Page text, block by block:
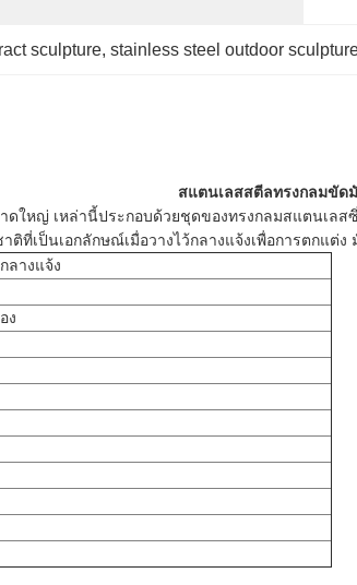
sculpture, stainless steel outdoor
สแตนเลสสตีลทรงกลมขัด
ดใหญ่ เหล่านี้ประกอบด้วยชุดของทรงกลมสแตนเ
ที่เป็นเอกลักษณ์เมื่อวางไว้กลางแจ้งเพื่อการตกแต่
ลางแจ้ง
ง